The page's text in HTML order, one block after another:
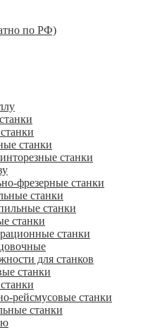
по РФ)
станки
станки
фрезерные станки
станки
станки
станки
станки
для станков
станки
рейсмусовые станки
станки